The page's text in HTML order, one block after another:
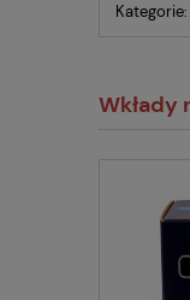
Wkłady